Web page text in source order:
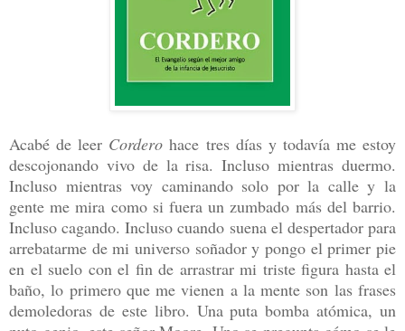
Acabé de leer Cordero hace tres días y todavía me estoy
descojonando vivo de la risa. Incluso mientras duermo.
Incluso mientras voy caminando solo por la calle y la
gente me mira como si fuera un zumbado más del barrio.
Incluso cagando. Incluso cuando suena el despertador para
arrebatarme de mi universo soñador y pongo el primer pie
en el suelo con el fin de arrastrar mi triste figura hasta el
baño, lo primero que me vienen a la mente son las frases
demoledoras de este libro. Una puta bomba atómica, un